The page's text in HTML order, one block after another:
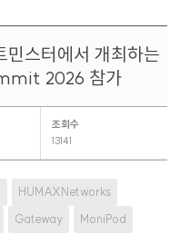
민스터에서 개최하는
2026 참가
조회수
13141
HUMAXNetworks
Gateway
MoniPod